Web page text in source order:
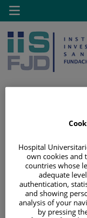
Saltar al contenido
Toggle
navigation
Hospital
own cookies and
countries whose
adequate
authentication,
and showing
analysis of your
by pressing